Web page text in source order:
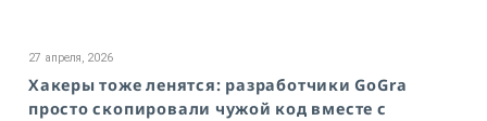
27 апреля, 2026
Хакеры тоже ленятся: разработчики GoGra
просто скопировали чужой код вместе с